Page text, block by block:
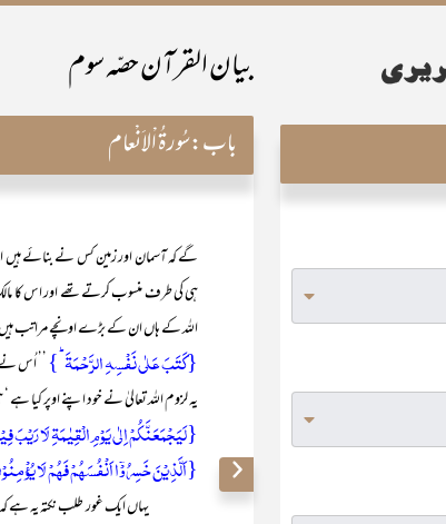
بیان القرآن حصّہ سوم
باب:سُورۃُ اْلاَنْعام
گے کہ آسمان اور زمین کس نے بنائے ہیں
ہی کی طرف منسوب کرتے تھے اور اس کا مالک
اللہ کے ہاں ان کے بڑے اونچے مراتب
{کَتَبَ عَلٰی نَفۡسِہِ الرَّحۡمَۃَ ؕ} ’’ اُس
یہ لزوم اللہ تعالیٰ نے خود اپنے اوپر کیا
{لَیَجۡمَعَنَّکُمۡ اِلٰی یَوۡمِ الۡقِیٰمَۃِ لَا
{اَلَّذِیۡنَ خَسِرُوۡۤا اَنۡفُسَہُمۡ فَہُمۡ لَا یُؤۡمِنُوۡنَ
یہاں ایک غور طلب نکتہ یہ ہے کہ